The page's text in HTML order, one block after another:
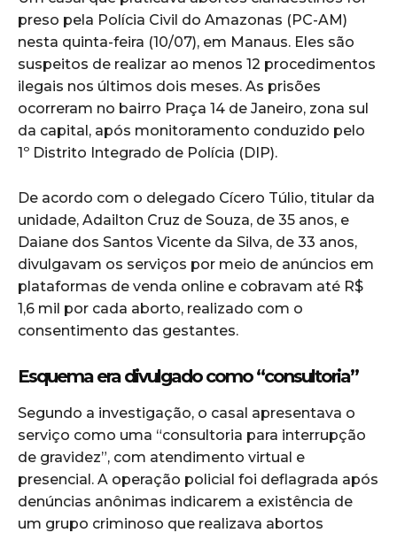
preso pela Polícia Civil do Amazonas (PC-AM)
nesta quinta-feira (10/07), em Manaus. Eles são
suspeitos de realizar ao menos 12 procedimentos
ilegais nos últimos dois meses. As prisões
ocorreram no bairro Praça 14 de Janeiro, zona sul
da capital, após monitoramento conduzido pelo
1º Distrito Integrado de Polícia (DIP).
De acordo com o delegado Cícero Túlio, titular da
unidade, Adailton Cruz de Souza, de 35 anos, e
Daiane dos Santos Vicente da Silva, de 33 anos,
divulgavam os serviços por meio de anúncios em
plataformas de venda online e cobravam até R$
1,6 mil por cada aborto, realizado com o
consentimento das gestantes.
Esquema era divulgado como “consultoria”
Segundo a investigação, o casal apresentava o
serviço como uma “consultoria para interrupção
de gravidez”, com atendimento virtual e
presencial. A operação policial foi deflagrada após
denúncias anônimas indicarem a existência de
um grupo criminoso que realizava abortos